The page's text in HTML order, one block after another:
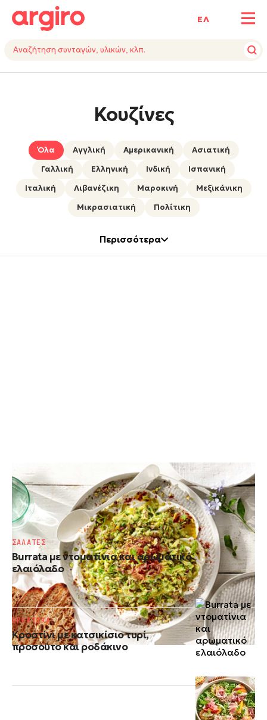
ΕΛ
Κουζίνες
Όλα Αγγλική Αμερικανική
Ασιατική
Γαλλική
Ελληνική Ινδική
Ισπανική
Ιταλική
Λιβανέζικη Μαροκινή
Μεξικάνικη
Μικρασιατική
Πολίτικη
Περισσότερα
Κολοκυθάκια σαλάτα με γιαούρτι και
καραμελωμένα κρεμμύδια
Burrata με ντοματίνια και αρωματικό
ελαιόλαδο
ΣΑΛΑΤΕΣ
Κροστίνι με κατσικίσιο τυρί,
προσούτο και ροδάκινο
ΟΡΕΚΤΙΚΑ